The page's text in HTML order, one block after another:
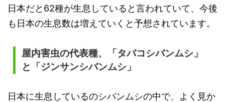
日本だと62種が生息していると言われていて、今後
も日本の生息数は増えていくと予想されています。
屋内害虫の代表種、「タバコシバンムシ」
と「ジンサンシバンムシ」
日本に生息しているのシバンムシの中で、よく見か